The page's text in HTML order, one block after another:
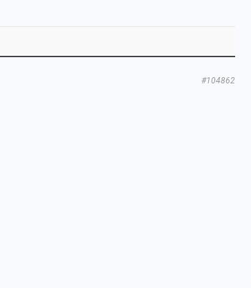
#104862